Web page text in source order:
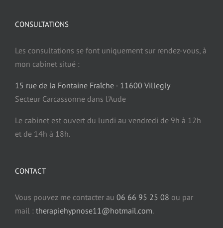
CONSULTATIONS
Les consultations se font uniquement sur rendez-vous, à
mon cabinet situé :
15 rue de la Fontaine Fraîche - 11600 Villegly
Secteur Carcassonne dans l'Aude
Le cabinet est ouvert du lundi au vendredi de 9h à 12h
et de 14h à 18h.
CONTACT
Vous pouvez me contacter au 06 66 95 25 08 ou par
mail : therapiehypnose11@hotmail.com.